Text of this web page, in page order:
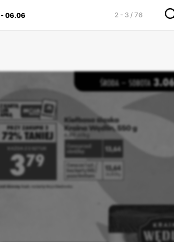
-06.06 2 - 3 / 76